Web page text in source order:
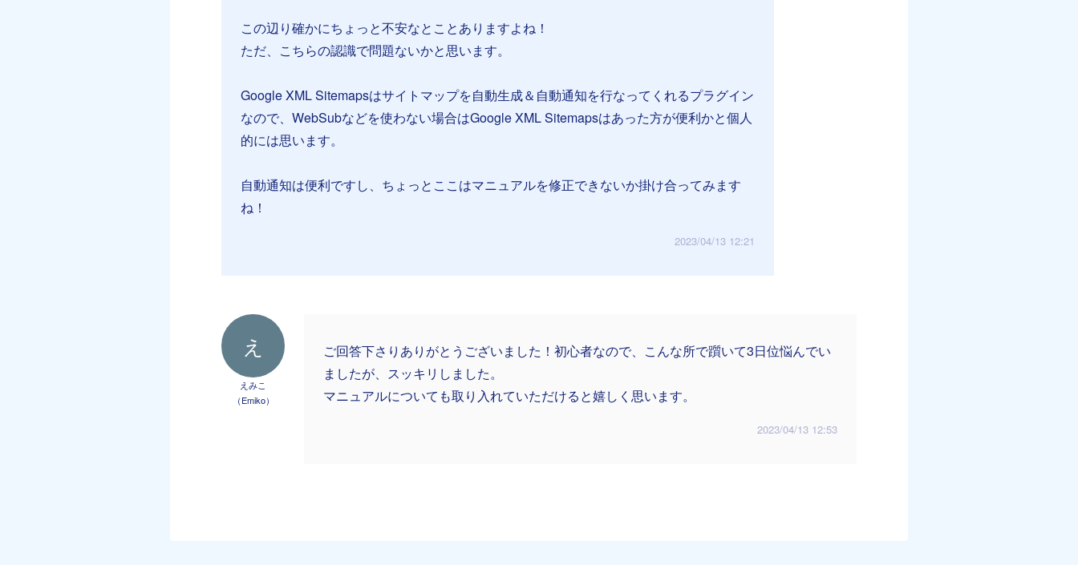
この辺り確かにちょっと不安なとことありますよね！
ただ、こちらの認識で問題ないかと思います。
Google XML Sitemapsはサイトマップを自動生成＆自動通知を行なってくれるプラグイン
なので、WebSubなどを使わない場合はGoogle XML Sitemapsはあった方が便利かと個人
的には思います。
自動通知は便利ですし、ちょっとここはマニュアルを修正できないか掛け合ってみます
ね！
2023/04/13 12:21
え
えみこ
（Emiko）
ご回答下さりありがとうございました！初心者なので、こんな所で躓いて3日位悩んでい
ましたが、スッキリしました。
マニュアルについても取り入れていただけると嬉しく思います。
2023/04/13 12:53